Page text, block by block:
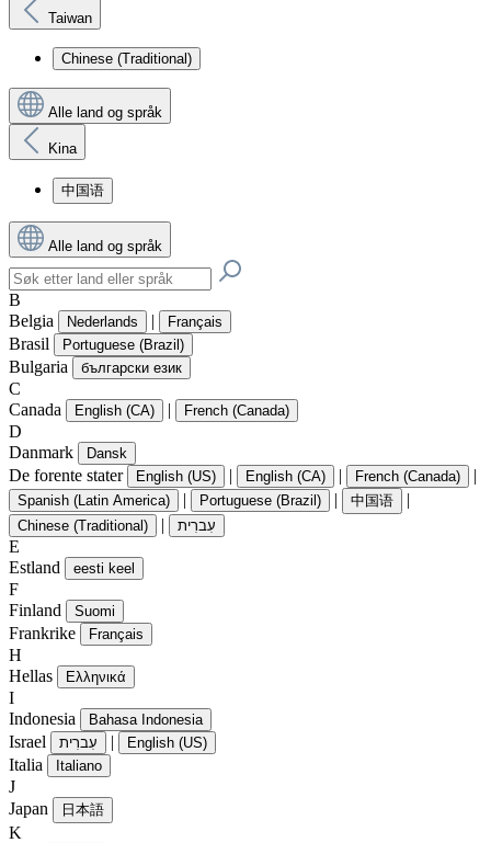
Taiwan
Chinese (Traditional)
Alle land og språk
Kina
中国语
Alle land og språk
B
Belgia
Nederlands | Français
Brasil Portuguese (Brazil)
Bulgaria български език
C
Canada
English (CA) | French (Canada)
D
Danmark
Dansk
De forente stater English (US) | English (CA) | French (Canada) |
Spanish (Latin America) | Portuguese (Brazil) | 中国语 |
Chinese (Traditional) | עִברִית
E
Estland
eesti keel
F
Finland
Suomi
Frankrike Français
H
Hellas
Ελληνικά
I
Indonesia
Bahasa Indonesia
Israel עִברִית | English (US)
Italia Italiano
J
Japan
日本語
K